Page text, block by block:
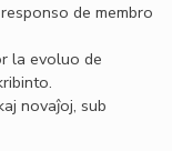
de membro
la evoluo de
novaĵoj, sub